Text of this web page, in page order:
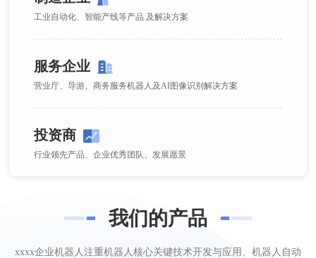
工业自动化、智能产线等产品 及解决方案
服务企业
营业厅、导游、商务服务机器人及AI图像识别解决方案
投资商
行业领先产品、企业优秀团队、发展愿景
我们的产品
xxxx企业机器人注重机器人核心关键技术开发与应用、机器人自动